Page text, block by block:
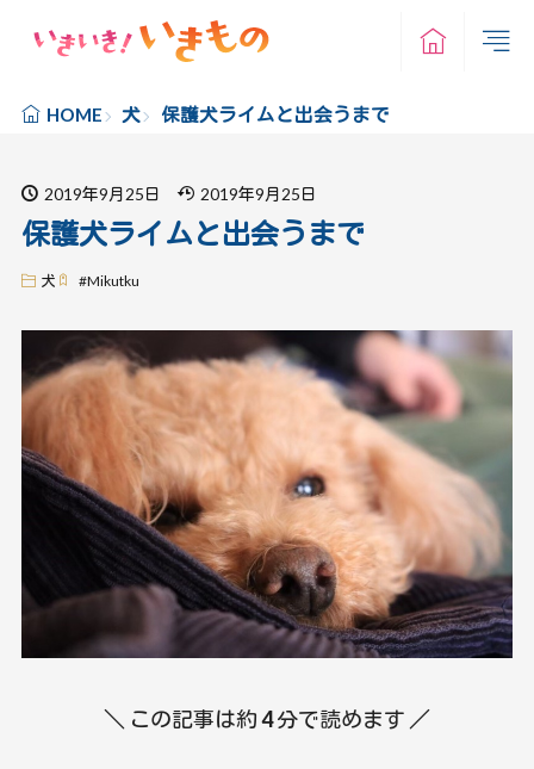
HOME 犬 保護犬ライムと出会うまで
2019年9月25日 2019年9月25日
保護犬ライムと出会うまで
犬 #Mikutku
＼ この記事は約4分で読めます ／